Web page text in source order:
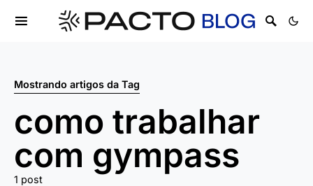
Mostrando artigos da Tag
como trabalhar
com gympass
1 post